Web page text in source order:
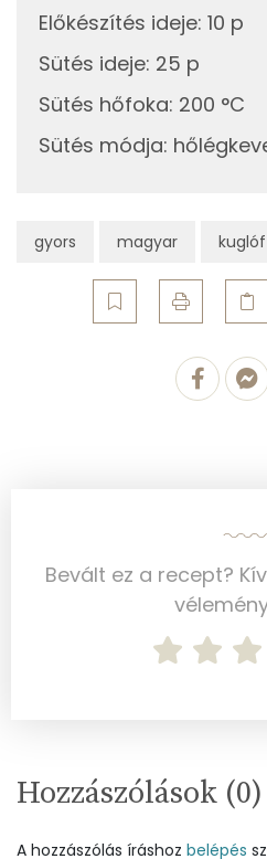
gyors magyar kuglóf
Összesen
Fehérje
Zsír
Telített zsírsav
Egyszeresen
Többszörösen
Cink
Magnézium
Előkészítés ideje: 10 p
Sütés ideje: 25 p
Sütés hőfoka: 200 °C
Sütés módja:
Bevált ez a recept?
Hozzászólások (0)
A hozzászólás íráshoz belépés